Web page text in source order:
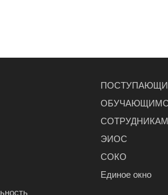
СОТРУДНИКАМ
ЭИОС
СОКО
Единое окно